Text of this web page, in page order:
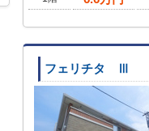
フェリチタ Ⅲ